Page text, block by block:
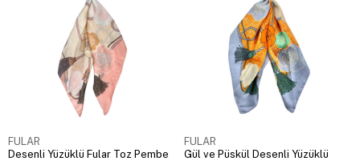
FULAR
Desenli Yüzüklü Fular Toz Pembe
FULAR
Gül ve Püskül Desenli Yüzüklü